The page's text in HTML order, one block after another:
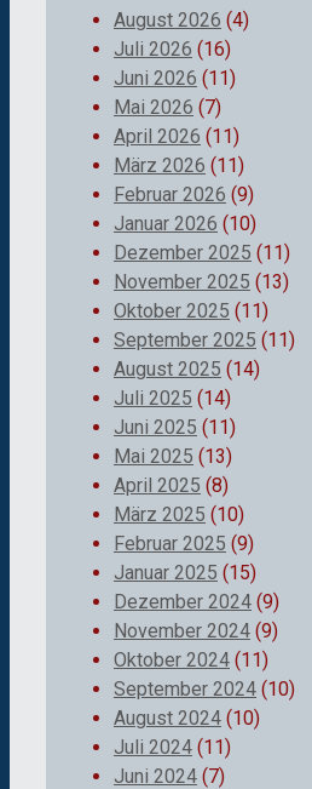
August 2026 (4)
Juli 2026 (16)
Juni 2026 (11)
Mai 2026 (7)
April 2026 (11)
März 2026 (11)
Februar 2026 (9)
Januar 2026 (10)
Dezember 2025 (11)
November 2025 (13)
Oktober 2025 (11)
September 2025 (11)
August 2025 (14)
Juli 2025 (14)
Juni 2025 (11)
Mai 2025 (13)
April 2025 (8)
März 2025 (10)
Februar 2025 (9)
Januar 2025 (15)
Dezember 2024 (9)
November 2024 (9)
Oktober 2024 (11)
September 2024 (10)
August 2024 (10)
Juli 2024 (11)
Juni 2024 (7)